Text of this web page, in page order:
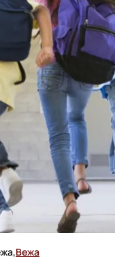
Вежа